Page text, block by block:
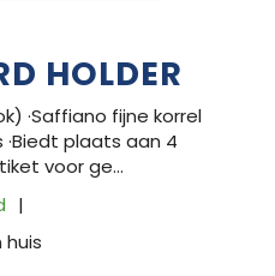
Kussens
HOLDER
·Saffiano fijne korrel
·Biedt plaats aan 4
voor ge…